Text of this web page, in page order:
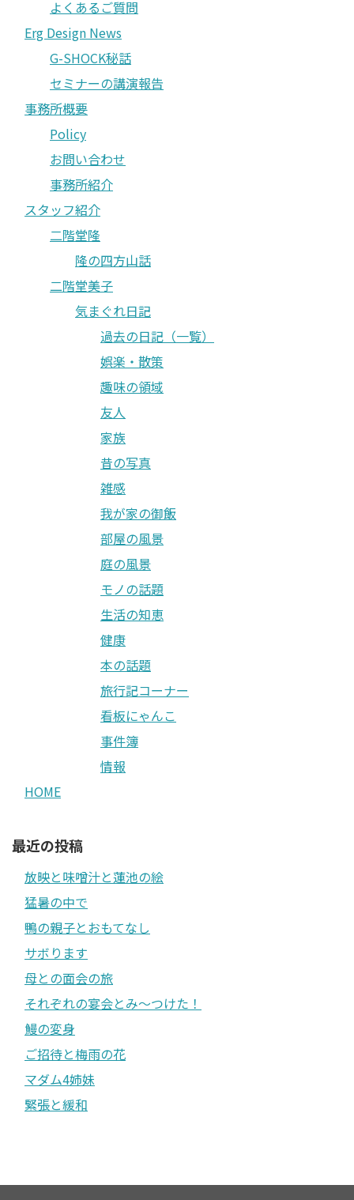
よくあるご質問
Erg Design News
G-SHOCK秘話
セミナーの講演報告
事務所概要
Policy
お問い合わせ
事務所紹介
スタッフ紹介
二階堂隆
隆の四方山話
二階堂美子
気まぐれ日記
過去の日記（一覧）
娯楽・散策
趣味の領域
友人
家族
昔の写真
雑感
我が家の御飯
部屋の風景
庭の風景
モノの話題
生活の知恵
健康
本の話題
旅行記コーナー
看板にゃんこ
事件簿
情報
HOME
最近の投稿
放映と味噌汁と蓮池の絵
猛暑の中で
鴨の親子とおもてなし
サボります
母との面会の旅
それぞれの宴会とみ〜つけた！
鰻の変身
ご招待と梅雨の花
マダム4姉妹
緊張と緩和